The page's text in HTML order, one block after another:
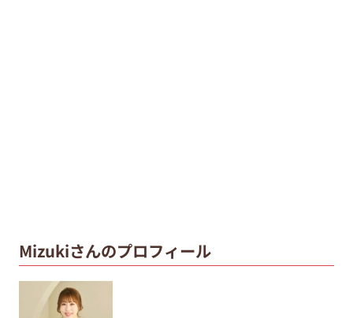
Mizukiさんのプロフィール